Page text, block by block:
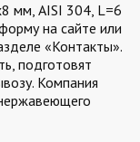
мм, AISI 304, L=6
на сайте или
«Контакты».
подготовят
Компания